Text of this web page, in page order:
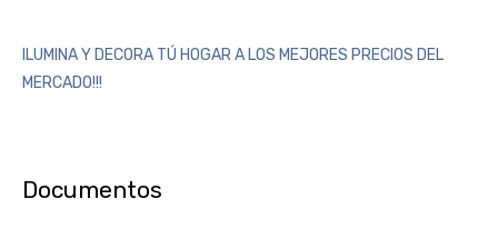
ILUMINA Y DECORA TÚ HOGAR A LOS MEJORES PRECIOS DEL
MERCADO!!!
Documentos